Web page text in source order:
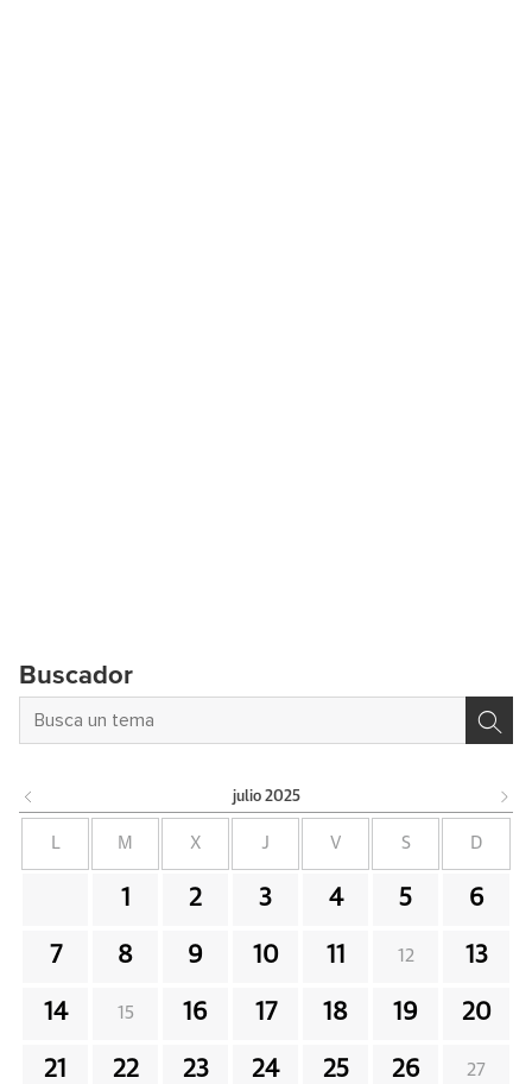
Buscador
julio 2025
M X J V S D
1 2 3 4 5 6
7 8 9 10 11 12 13
14 15 16 17 18 19 20
21 22 23 24 25 26 27